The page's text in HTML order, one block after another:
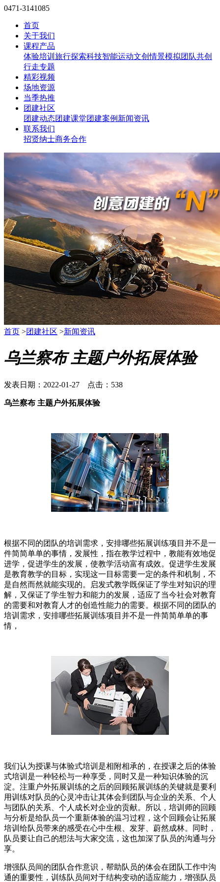
0471-3141085
首页
关于我们
课程产品
体验培训 旅行探索科技智能运动文创情景模拟团队共创
行走专题
精彩视频
场地资源
当季热推
团建社区
团建动态团建课堂团建案例 新闻资讯
联系我们
招贤纳士商务合作
首页 >团建社区 >新闻资讯
乌兰察布 主题户外拓展体验
发表日期：2022-01-27 点击：538
乌兰察布 主题户外拓展体验
根据不同的团队的培训需求，安排哪些拓展训练项目并不是一
件简简单单的事情，发展性，指在教学过程中，教能有效地促
进学，促进学生的发展，使教学活动富有成效。促进学生发展
是教育教学的目标，实现这一目标需要一定的条件和机制，不
是自然而然就能实现的。启发式教学既保证了学生对知识的理
解，又保证了学生智力和能力的发展，适应了当今社会对教育
的需要和对教育人才的创造性能力的需要。根据不同的团队的
培训需求，安排哪些拓展训练项目并不是一件简简单单的事
情，
我们认为授课与体验式培训是相附相承的，在授课之后的体验
式培训是一种轻松与一种享受，同时又是一种知识体验的沉
淀。注重户外拓展训练的之后的回顾拓展训练的关键就是要利
用训练对队员的心灵冲击让其体会到团队与企业的关系、个人
与团队的关系、个人成长对企业的贡献。所以，培训师的回顾
与分析是给队员一个重新体验的温习过程，这个回顾会让拓展
培训给队员带来的感受在心中生根、发芽、蔚然成林。同时，
队员要让自己的想法与大家交流，这也加深了队员的沟通与分
享。
增强队员间的团队合作意识，帮助队员的体会在团队工作中沟
通的重要性，训练队员间对于结构变动的适应能力，增强队员